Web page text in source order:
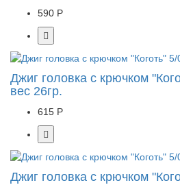
590 Р
Джиг головка с крючком
вес 26гр.
615 Р
Джиг головка с крючком